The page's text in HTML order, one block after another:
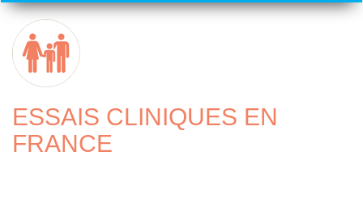
ESSAIS CLINIQUES EN
FRANCE